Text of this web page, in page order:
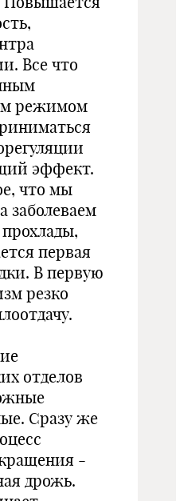
Все что
режимом
эффект.
что мы
заболеваем
первая
В первую
резко
отделов
Сразу же
-
дрожь.